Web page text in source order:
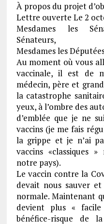
À propos du projet
Lettre ouverte Le 2
Mesdames les
Sénateurs,
Mesdames les
Au moment où vous
vaccinale, il est de
médecin, père et
la catastrophe
yeux, à l’ombre des
d’emblée que je ne
vaccins (je me fais
la grippe et je n’ai
vaccins «classiques
notre pays).
Le vaccin contre la
devait nous sauver
normale. Maintenant
devient plus «
bénéfice-risque de